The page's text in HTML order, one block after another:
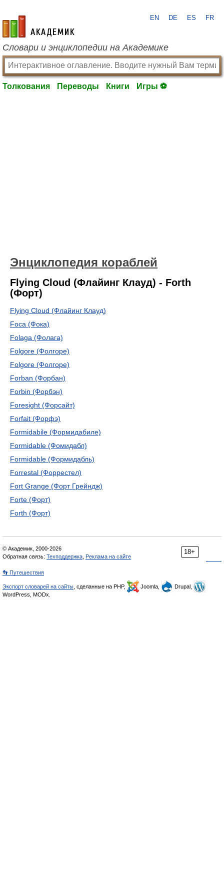
academic.ru
EN DE ES FR
Словари и энциклопедии на Академике
Толкования Переводы Книги Игры ⚽
Энциклопедия кораблей
Flying Cloud (Флайинг Клауд) - Forth
(Форт)
Flying Cloud (Флайинг Клауд)
Foca (Фока)
Folaga (Фолага)
Folgore (Фолгоре)
Folgore (Фолгоре)
Forban (Форбан)
Forbin (Форбэн)
Foresight (Форсайт)
Forfait (Форфэ)
Formidabile (Формидабиле)
Formidable (Фомидабл)
Formidable (Формидабль)
Forrestal (Форрестел)
Fort Grange (Форт Грейндж)
Forte (Форт)
Forth (Форт)
18+
© Академик, 2000-2026
Обратная связь: Техподдержка Реклама на сайте
👣 Путешествия
Экспорт словарей на сайты , сделанные на PHP, Joomla,
Drupal,
WordPress, MODx.